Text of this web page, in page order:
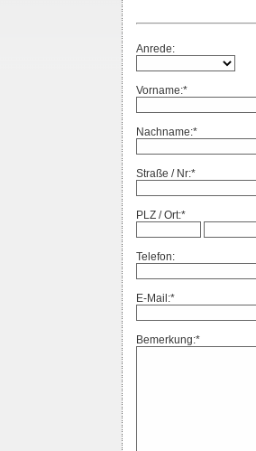
Anrede:
Vorname:*
Nachname:*
Straße / Nr:*
PLZ / Ort:*
Telefon:
E-Mail:*
Bemerkung:*